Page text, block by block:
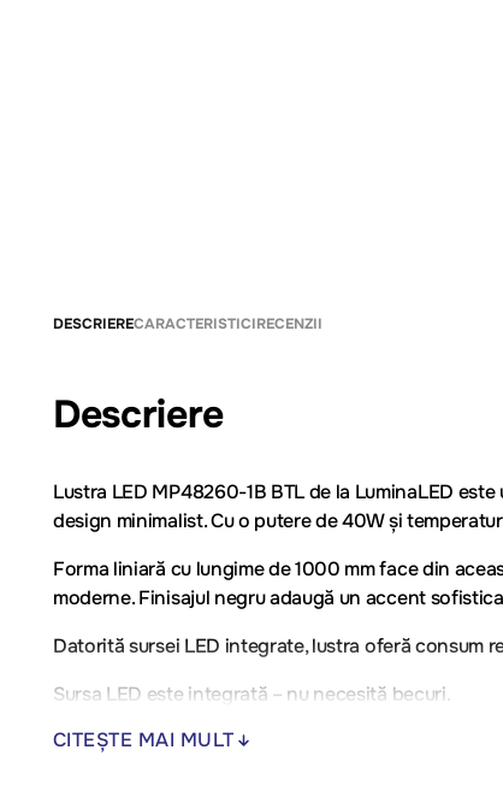
DESCRIERECARACTERISTICIRECENZII
Descriere
Lustra LED MP48260-1B BTL de la LuminaLED
design minimalist. Cu o putere de 40W și
Forma liniară cu lungime de 1000 mm face din
moderne. Finisajul negru adaugă un accent
Datorită sursei LED integrate, lustra oferă consum
Sursa LED este integrată – nu necesită becuri.
Recomandată pentru: dining, bucătărie, insulă,
CITEȘTE MAI MULT